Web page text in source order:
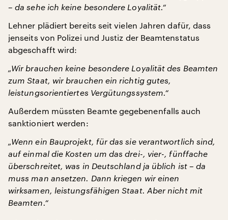
– da sehe ich keine besondere Loyalität.“
Lehner plädiert bereits seit vielen Jahren dafür, dass
jenseits von Polizei und Justiz der Beamtenstatus
abgeschafft wird:
„Wir brauchen keine besondere Loyalität des Beamten
zum Staat, wir brauchen ein richtig gutes,
leistungsorientiertes Vergütungssystem.“
Außerdem müssten Beamte gegebenenfalls auch
sanktioniert werden:
„Wenn ein Bauprojekt, für das sie verantwortlich sind,
auf einmal die Kosten um das drei-, vier-, fünffache
überschreitet, was in Deutschland ja üblich ist – da
muss man ansetzen. Dann kriegen wir einen
wirksamen, leistungsfähigen Staat. Aber nicht mit
Beamten.“